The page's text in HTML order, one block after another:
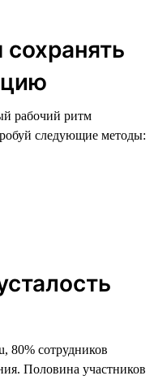
рабочий ритм
следующие методы:
80% сотрудников
Половина участников